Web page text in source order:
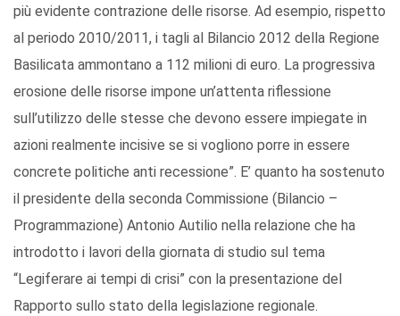
più evidente contrazione delle risorse. Ad esempio, rispetto
al periodo 2010/2011, i tagli al Bilancio 2012 della Regione
Basilicata ammontano a 112 milioni di euro. La progressiva
erosione delle risorse impone un’attenta riflessione
sull’utilizzo delle stesse che devono essere impiegate in
azioni realmente incisive se si vogliono porre in essere
concrete politiche anti recessione”. E’ quanto ha sostenuto
il presidente della seconda Commissione (Bilancio –
Programmazione) Antonio Autilio nella relazione che ha
introdotto i lavori della giornata di studio sul tema
“Legiferare ai tempi di crisi” con la presentazione del
Rapporto sullo stato della legislazione regionale.